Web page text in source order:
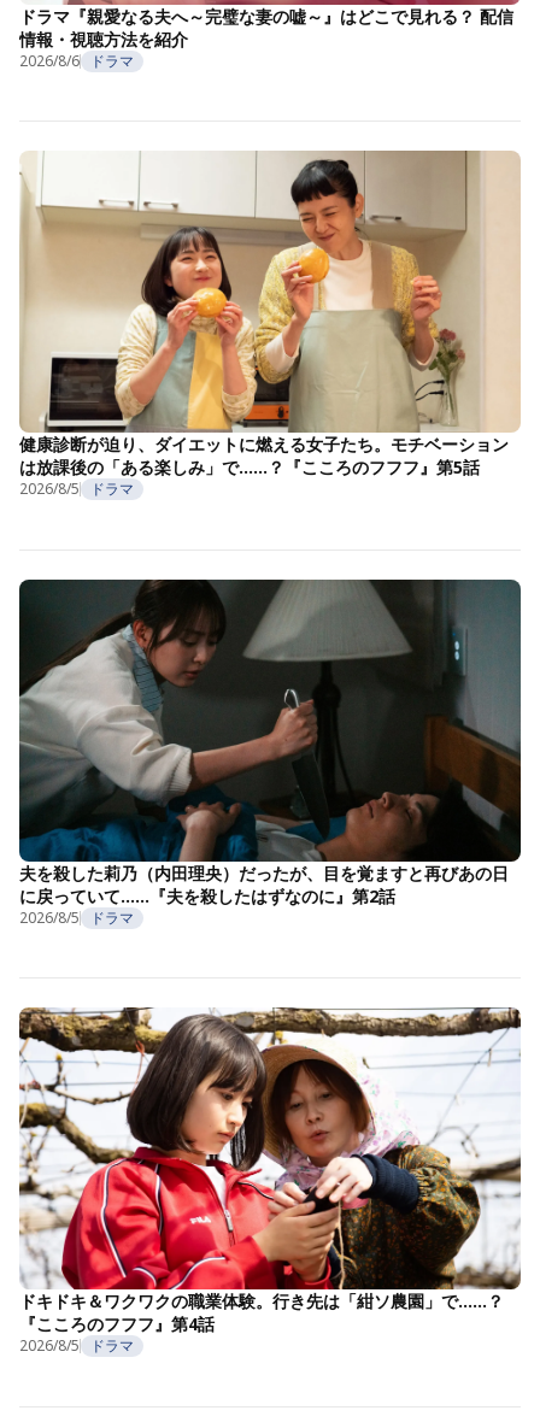
ドラマ『親愛なる夫へ～完璧な妻の嘘～』はどこで見れる？ 配信
情報・視聴方法を紹介
2026/8/6 ドラマ
健康診断が迫り、ダイエットに燃える女子たち。モチベーション
は放課後の「ある楽しみ」で……？『こころのフフフ』第5話
2026/8/5 ドラマ
夫を殺した莉乃（内田理央）だったが、目を覚ますと再びあの日
に戻っていて……『夫を殺したはずなのに』第2話
2026/8/5 ドラマ
ドキドキ＆ワクワクの職業体験。行き先は「紺ソ農園」で……？
『こころのフフフ』第4話
2026/8/5 ドラマ